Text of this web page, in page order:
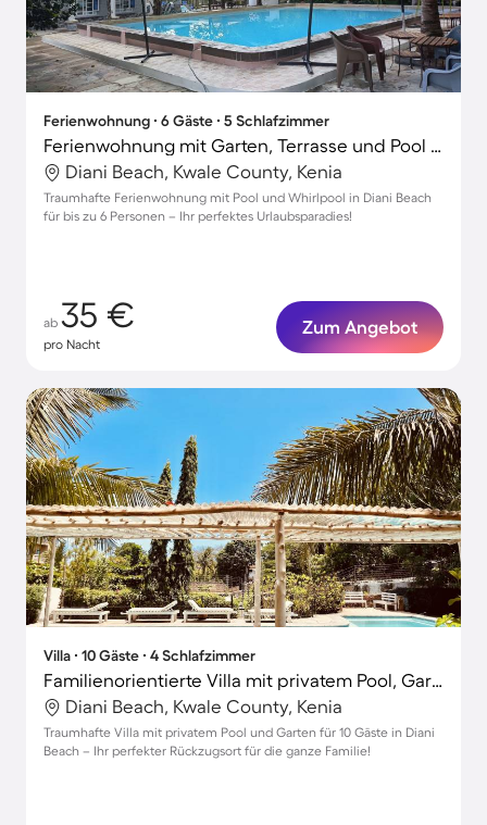
Ferienwohnung ∙ 6 Gäste ∙ 5 Schlafzimmer
Ferienwohnung mit Garten, Terrasse und Pool | Strand in der Nähe
Diani Beach, Kwale County, Kenia
Traumhafte Ferienwohnung mit Pool und Whirlpool in Diani Beach
für bis zu 6 Personen – Ihr perfektes Urlaubsparadies!
ab 35 €
pro Nacht
Zum Angebot
Villa ∙ 10 Gäste ∙ 4 Schlafzimmer
Familienorientierte Villa mit privatem Pool, Garten und Whirlpool
Diani Beach, Kwale County, Kenia
Traumhafte Villa mit privatem Pool und Garten für 10 Gäste in Diani
Beach – Ihr perfekter Rückzugsort für die ganze Familie!